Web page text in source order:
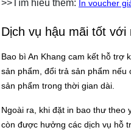
>>Tìm hiểu thêm: In voucher
Dịch vụ hậu mãi tốt
Bao bì An Khang cam kết hỗ trợ
sản phẩm, đổi trả sản phẩm nếu
sản phẩm trong thời gian dài.
Ngoài ra, khi đặt in bao thư theo
còn được hưởng các dịch vụ hỗ